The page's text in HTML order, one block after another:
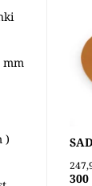
300
mm
)